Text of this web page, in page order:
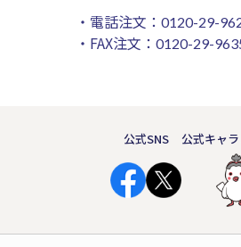
・電話注文： 0120-29-
・FAX注文： 0120-29-
公式SNS 公式キャ